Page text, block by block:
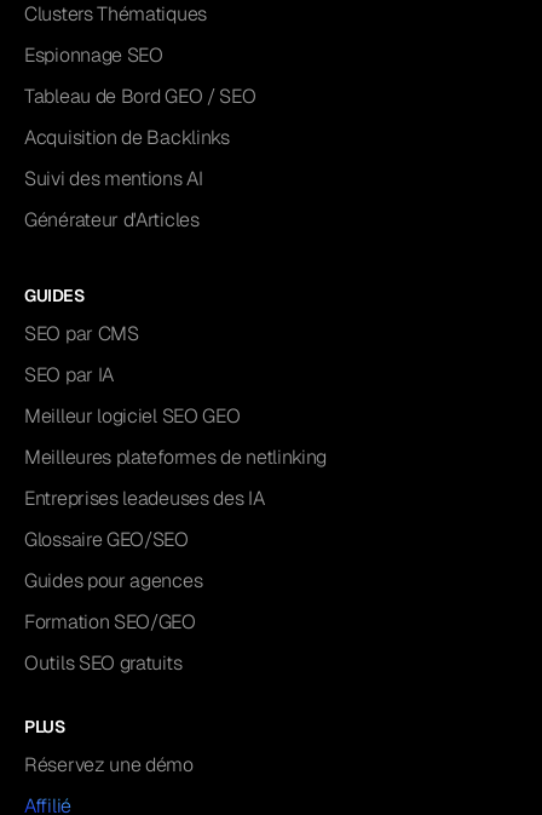
Clusters Thématiques
Espionnage SEO
Tableau de Bord GEO / SEO
Acquisition de Backlinks
Suivi des mentions AI
Générateur d'Articles
GUIDES
SEO par CMS
SEO par IA
Meilleur logiciel SEO GEO
Meilleures plateformes de netlinking
Entreprises leadeuses des IA
Glossaire GEO/SEO
Guides pour agences
Formation SEO/GEO
Outils SEO gratuits
PLUS
Réservez une démo
Affilié